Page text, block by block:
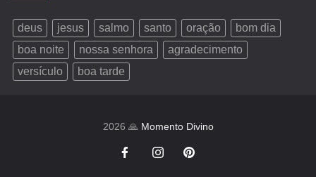
deus jesus salmo santo oração
bom dia
boa noite
nossa senhora
agradecimento
versículo
boa tarde
2026 🙏 Momento Divino